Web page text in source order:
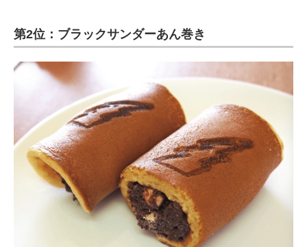
第2位：ブラックサンダーあん巻き